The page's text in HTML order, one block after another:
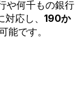
や何千もの銀行
対応し、 190か
能です。